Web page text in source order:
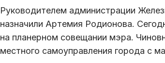
Руководителем администрации
назначили Артемия Родионова.
на планерном совещании мэра.
местного самоуправления города с